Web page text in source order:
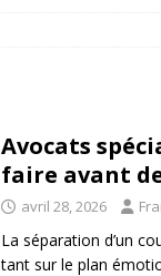
Avocats
faire avant
avril 28, 2026
La séparation d’un
tant sur le plan